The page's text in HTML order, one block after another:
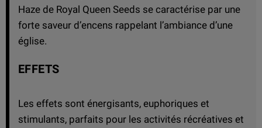
Haze de Royal Queen Seeds se caractérise par une
forte saveur d’encens rappelant l’ambiance d’une
église.
EFFETS
Les effets sont énergisants, euphoriques et
stimulants, parfaits pour les activités récréatives et